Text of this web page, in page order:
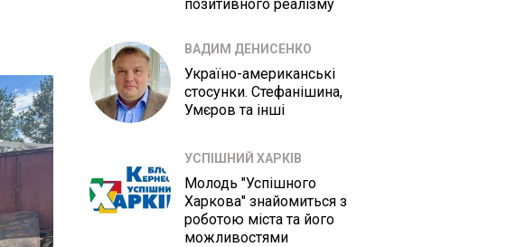
позитивного реалізму
ВАДИМ ДЕНИСЕНКО
Україно-американські
стосунки. Стефанішина,
Умєров та інші
УСПІШНИЙ ХАРКІВ
Молодь "Успішного
Харкова" знайомиться з
роботою міста та його
можливостями